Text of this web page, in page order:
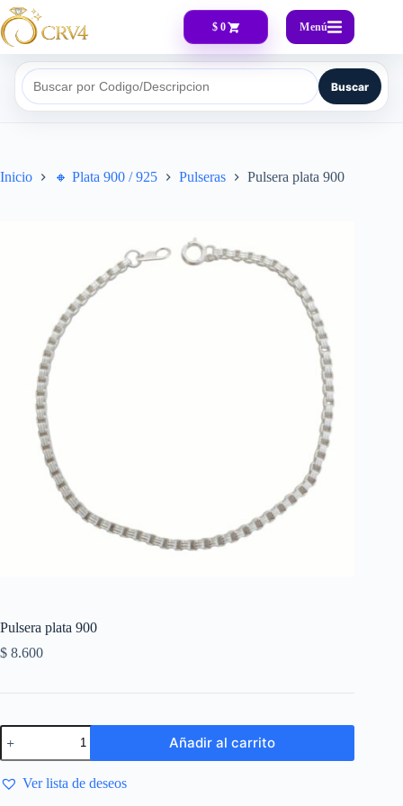
$ 0 Menú
Buscar por Codigo/Descripcion Buscar
Inicio 🔸​ Plata 900 / 925 Pulseras Pulsera plata 900
Pulsera plata 900
$ 8.600
Añadir al carrito
Ver lista de deseos